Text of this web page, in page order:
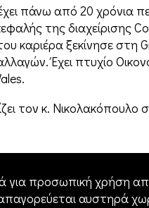
πάνω από 20 χρόνια
της διαχείρισης
καριέρα ξεκίνησε στη
Έχει πτυχίο
τον κ. Νικολακόπουλο
για προσωπική χρήση
αυστηρά